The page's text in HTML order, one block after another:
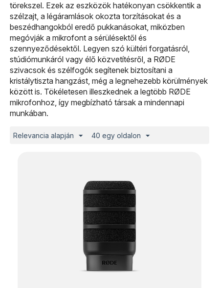
törekszel. Ezek az eszközök hatékonyan csökkentik a
szélzajt, a légáramlások okozta torzításokat és a
beszédhangokból eredő pukkanásokat, miközben
megóvják a mikrofont a sérülésektől és
szennyeződésektől. Legyen szó kültéri forgatásról,
stúdiómunkáról vagy élő közvetítésről, a RØDE
szivacsok és szélfogók segítenek biztosítani a
kristálytiszta hangzást, még a legnehezebb körülmények
között is. Tökéletesen illeszkednek a legtöbb RØDE
mikrofonhoz, így megbízható társak a mindennapi
munkában.
Relevancia alapján 40 egy oldalon